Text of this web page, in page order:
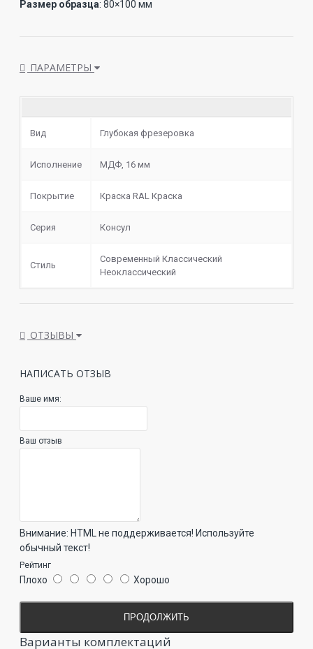
Размер образца: 80×100 мм
ПАРАМЕТРЫ
Вид Глубокая фрезеровка
Исполнение МДФ, 16 мм
Покрытие Краска RAL Краска
Серия Консул
Стиль
Современный Классический
Неоклассический
ОТЗЫВЫ
НАПИСАТЬ ОТЗЫВ
Ваше имя:
Ваш отзыв
Внимание: HTML не поддерживается! Используйте
обычный текст!
Рейтинг
Плохо Хорошо
ПРОДОЛЖИТЬ
Варианты комплектаций